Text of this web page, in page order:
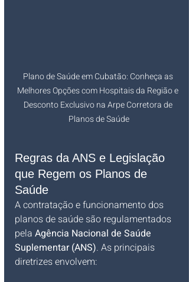
Plano de Saúde em Cubatão: Conheça as
Melhores Opções com Hospitais da Região e
Desconto Exclusivo na Arpe Corretora de
Planos de Saúde
Regras da ANS e Legislação
que Regem os Planos de
Saúde
A contratação e funcionamento dos
planos de saúde são regulamentados
pela Agência Nacional de Saúde
Suplementar (ANS). As principais
diretrizes envolvem: